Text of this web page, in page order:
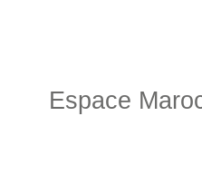
Espace